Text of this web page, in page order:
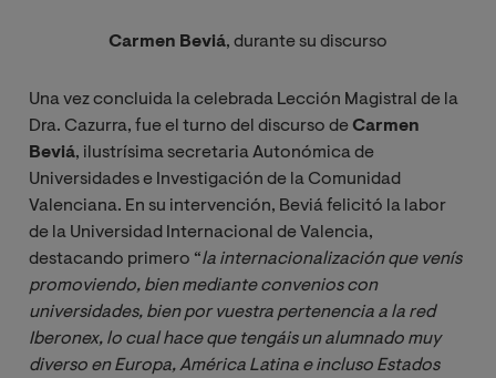
Carmen Beviá, durante su discurso
Una vez concluida la celebrada Lección Magistral de la
Dra. Cazurra, fue el turno del discurso deCarmen
Beviá, ilustrísima secretaria Autonómica de
Universidades e Investigación de la Comunidad
Valenciana. En su intervención, Beviá felicitó la labor
de la Universidad Internacional de Valencia,
destacando primero “la internacionalización que venís
promoviendo, bien mediante convenios con
universidades, bien por vuestra pertenencia a la red
Iberonex, lo cual hace que tengáis un alumnado muy
diverso en Europa, América Latina e incluso Estados